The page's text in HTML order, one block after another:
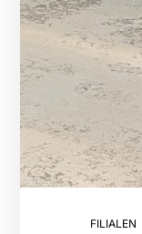
FILIALEN